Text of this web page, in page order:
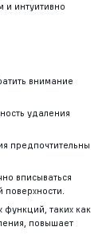
и интуитивно
внимание
удаления
предпочтительны
вписываться
поверхности.
функций, таких как
повышает